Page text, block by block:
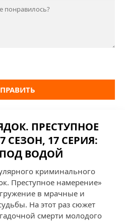
ПРЕСТУПНОЕ
СЕЗОН, 17 СЕРИЯ:
ВОДОЙ
криминального
Преступное намерение»
в мрачные и
На этот раз сюжет
смерти молодого